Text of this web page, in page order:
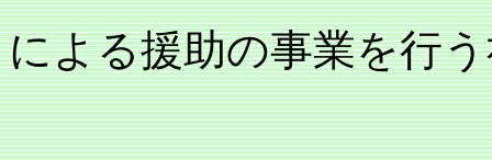
による援助の事業を行